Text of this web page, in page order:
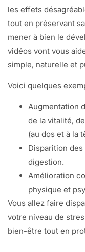
les effets
tout en préservant
mener à bien le
vidéos vont vous
simple, naturelle et
Voici quelques
Augmentation
de la vitalité,
(au dos et à la
Disparition
digestion.
Amélioration
physique et
Vous allez faire
votre niveau de
bien-être tout en